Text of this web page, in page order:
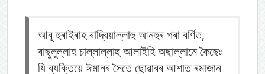
আবু হুৰাইৰাহ ৰাদ্বিয়াল্লাহু আনহুৰ পৰা বৰ্ণিত,
ৰাছুলুল্লাহ চাল্লাল্লাহু আলাইহি অছাল্লামে কৈছেঃ
যি ব্যক্তিয়ে ঈমানৰ সৈতে ছোৱাবৰ আশাত ৰমাজান